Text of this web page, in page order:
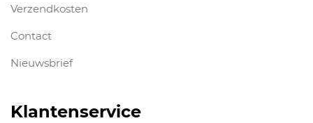
Verzendkosten
Contact
Nieuwsbrief
Klantenservice